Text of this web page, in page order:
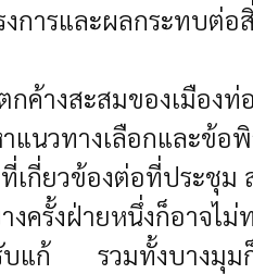
การและผลกระทบต่อ
กค้างสะสมของเมือง
แนวทางเลือกและข้
กี่ยวข้องต่อที่ประชุม
ครั้งฝ่ายหนึ่งก็อาจ
บแก้ รวมทั้งบางมุมก็